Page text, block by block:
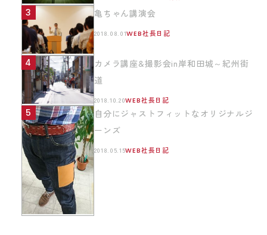
亀ちゃん講演会
2018.08.01WEB社長日記
カメラ講座&撮影会in岸和田城～紀州街
道
2018.10.20WEB社長日記
自分にジャストフィットなオリジナルジ
ーンズ
2018.05.15WEB社長日記